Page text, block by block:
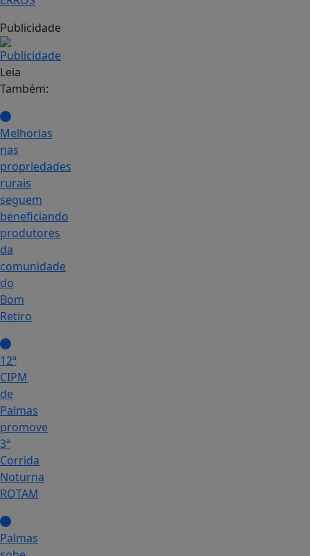
Publicidade
Leia
Também:
Melhorias
nas
propriedades
rurais
seguem
beneficiando
produtores
da
comunidade
do
Bom
Retiro
12ª
CIPM
de
Palmas
promove
3ª
Corrida
Noturna
ROTAM
Palmas